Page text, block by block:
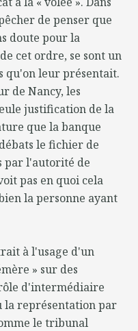
de penser que
doute pour la
cet ordre, se sont un
qu'on leur présentait.
de Nancy, les
justification de la
que la banque
le fichier de
par l'autorité de
pas en quoi cela
la personne ayant
à l'usage d'un
» sur des
d'intermédiaire
la représentation par
le tribunal